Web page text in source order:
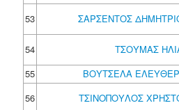
53
ΣΑΡΣΕΝΤΟΣ
54
ΤΣΟΥΜΑΣ
55
ΒΟΥΤΣΕΛΑ
56
ΤΣΙΝΟΠΟΥΛΟΣ